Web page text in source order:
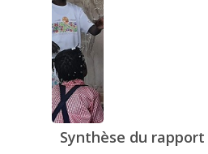
Synthèse du rapport